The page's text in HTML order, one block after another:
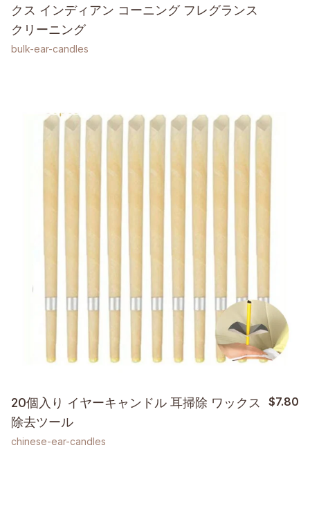
クス インディアン コーニング フレグランス
クリーニング
bulk-ear-candles
20個入り イヤーキャンドル 耳掃除 ワックス
除去ツール
$7.80
chinese-ear-candles